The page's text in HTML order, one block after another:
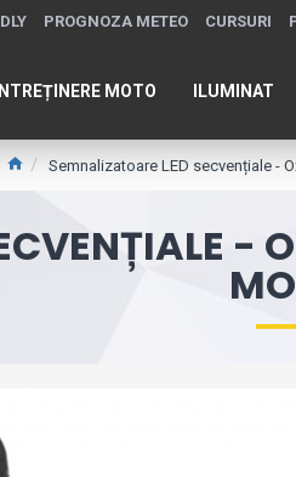
PROGNOZA METEO CURSURI
MOTO ILUMINAT
Semnalizatoare LED secvențiale -
-